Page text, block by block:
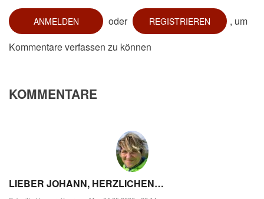
ANMELDEN oder REGISTRIEREN
, um
Kommentare verfassen zu können
KOMMENTARE
LIEBER JOHANN, HERZLICHEN…